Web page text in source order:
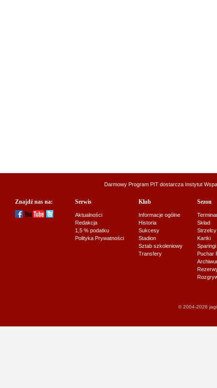
Darmowy Program PIT dostarcza Instytut
Znajdź nas na: Serwis
Aktualności
Redakcja
1,5 % podatku
Polityka Prywatności
Klub
Informacje ogólne
Historia
Sukcesy
Stadion
Sztab szkoleniowy
Transfery
Sezon
Skład
Strzelcy
Kartki
Sparingi
Puchar
© 2004-2026